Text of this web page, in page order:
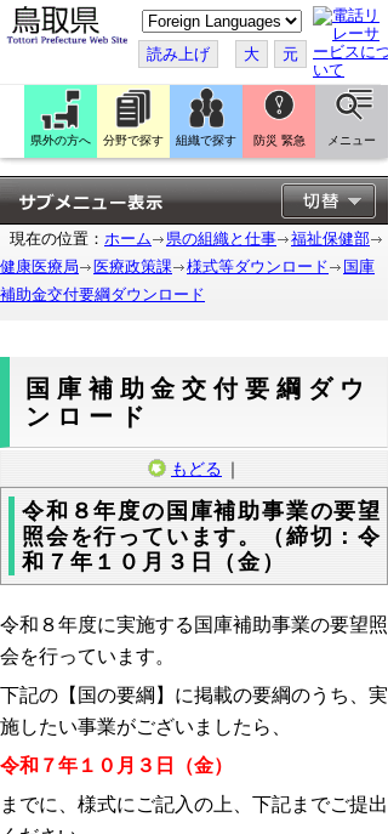
こ
の
ペ
ー
ジ
翻
訳
す
る
読み上げ 大 元
県外の方へ 分野で探す 組織で探す 防災 緊急 メニュー
現在の位置： ホーム 県の組織と仕事
福祉保健部
健康医療局
医療政策課 様式等ダウンロード
国庫
補助金交付要綱ダウンロード
国庫補助金交付要綱ダウ
ンロード
もどる ｜
令和８年度の国庫補助事業の要望
照会を行っています。（締切：令
和７年１０月３日（金）
令和８年度に実施する国庫補助事業の要望照
会を行っています。
下記の【国の要綱】に掲載の要綱のうち、実
施したい事業がございましたら、
令和７年１０月３日（金）
までに、様式にご記入の上、下記までご提出